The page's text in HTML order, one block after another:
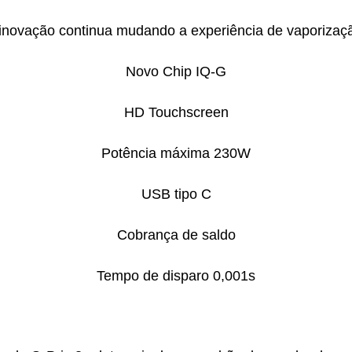
continua mudando a experiência de
Novo Chip IQ-G
HD Touchscreen
Potência máxima 230W
USB tipo C
Cobrança de saldo
Tempo de disparo 0,001s